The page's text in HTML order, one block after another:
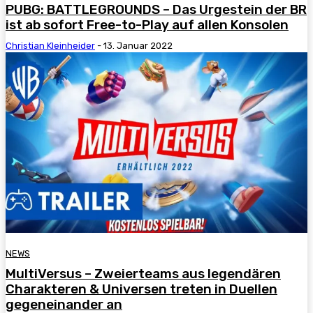
PUBG: BATTLEGROUNDS – Das Urgestein der BR
ist ab sofort Free-to-Play auf allen Konsolen
Christian Kleinheider - 13. Januar 2022
NEWS
MultiVersus – Zweierteams aus legendären
Charakteren & Universen treten in Duellen
gegeneinander an